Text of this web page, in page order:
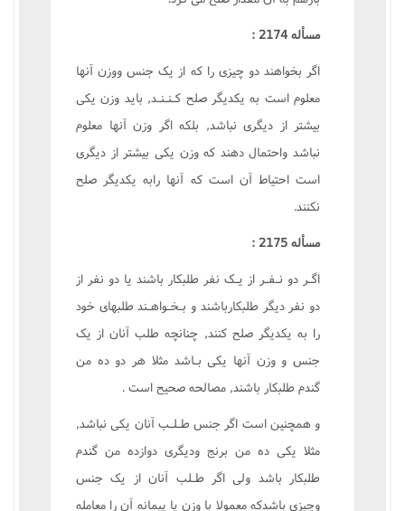
مسأله 2174 :
اگر بخواهند دو چيزى را که از يک جنس ووزن آنها
معلوم است به يکديگر صلح کـنـنـد, بايد وزن يکى
بيشتر از ديگرى نباشد, بلکه اگر وزن آنها معلوم
نباشد واحتمال دهند که وزن يکى بيشتر از ديگرى
است احتياط آن است که آنها رابه يکديگر صلح
نکنند.
مسأله 2175 :
اگـر دو نـفـر از يـک نفر طلبکار باشند يا دو نفر از
دو نفر ديگر طلبکارباشند و بـخـواهـند طلبهاى خود
را به يکديگر صلح کنند, چنانچه طلب آنان از يک
جنس و وزن آنها يکى بـاشد مثلا هر دو ده من
گندم طلبکار باشند, مصالحه صحيح است .
و همچنين است اگر جنس طـلـب آنان يکى نباشد,
مثلا يکى ده من برنج وديگرى دوازده من گندم
طلبکار باشد ولى اگر طـلب آنان از يک جنس
وچيزى باشدکه معمولا با وزن يا پيمانه آن را معامله